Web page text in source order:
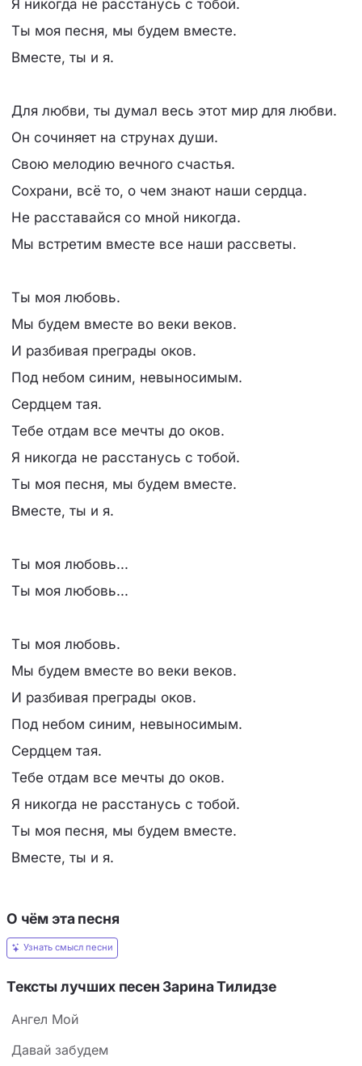
Я никогда не расстанусь с тобой.
Ты моя песня, мы будем вместе.
Вместе, ты и я.
Для любви, ты думал весь этот мир для любви.
Он сочиняет на струнах души.
Свою мелодию вечного счастья.
Сохрани, всё то, о чем знают наши сердца.
Не расставайся со мной никогда.
Мы встретим вместе все наши рассветы.
Ты моя любовь.
Мы будем вместе во веки веков.
И разбивая преграды оков.
Под небом синим, невыносимым.
Сердцем тая.
Тебе отдам все мечты до оков.
Я никогда не расстанусь с тобой.
Ты моя песня, мы будем вместе.
Вместе, ты и я.
Ты моя любовь...
Ты моя любовь...
Ты моя любовь.
Мы будем вместе во веки веков.
И разбивая преграды оков.
Под небом синим, невыносимым.
Сердцем тая.
Тебе отдам все мечты до оков.
Я никогда не расстанусь с тобой.
Ты моя песня, мы будем вместе.
Вместе, ты и я.
О чём эта песня
Узнать смысл песни
Тексты лучших песен Зарина Тилидзе
Ангел Мой
Давай забудем